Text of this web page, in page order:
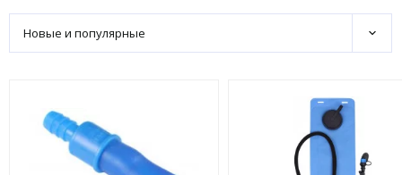
Новые и популярные